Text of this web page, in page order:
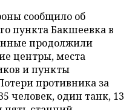
сообщило об
пункта Бакшеевка в
продолжили
центры, места
и пункты
противника за
человек, один танк, 13